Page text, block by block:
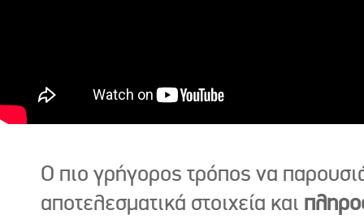
Ο πιο γρήγορος τρόπος να
αποτελεσματικά στοιχεία και